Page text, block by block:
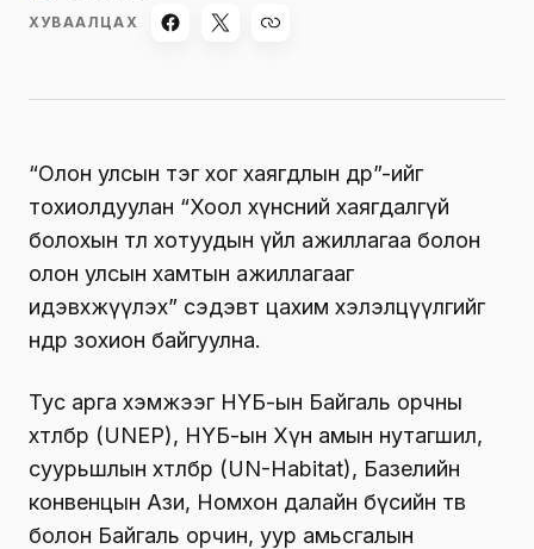
ХУВААЛЦАХ
“Олон улсын тэг хог хаягдлын өдөр”-ийг
тохиолдуулан “Хоол хүнсний хаягдалгүй
болохын төлөө хотуудын үйл ажиллагаа болон
олон улсын хамтын ажиллагааг
идэвхжүүлэх” сэдэвт цахим хэлэлцүүлгийг
өнөөдөр зохион байгуулна.
Тус арга хэмжээг НҮБ-ын Байгаль орчны
хөтөлбөр (UNEP), НҮБ-ын Хүн амын нутагшил,
суурьшлын хөтөлбөр (UN-Habitat), Базелийн
конвенцын Ази, Номхон далайн бүсийн төв
болон Байгаль орчин, уур амьсгалын